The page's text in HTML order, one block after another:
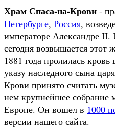
Храм Спаса-на-Крови -
Петербурге, Россия,
императоре Александре II.
сегодня возвышается
1881 года пролилась
указу наследного сына
Крови принято считать
нем крупнейшее собрание
Европе. Он вошел в 1000
версии нашего сайта.